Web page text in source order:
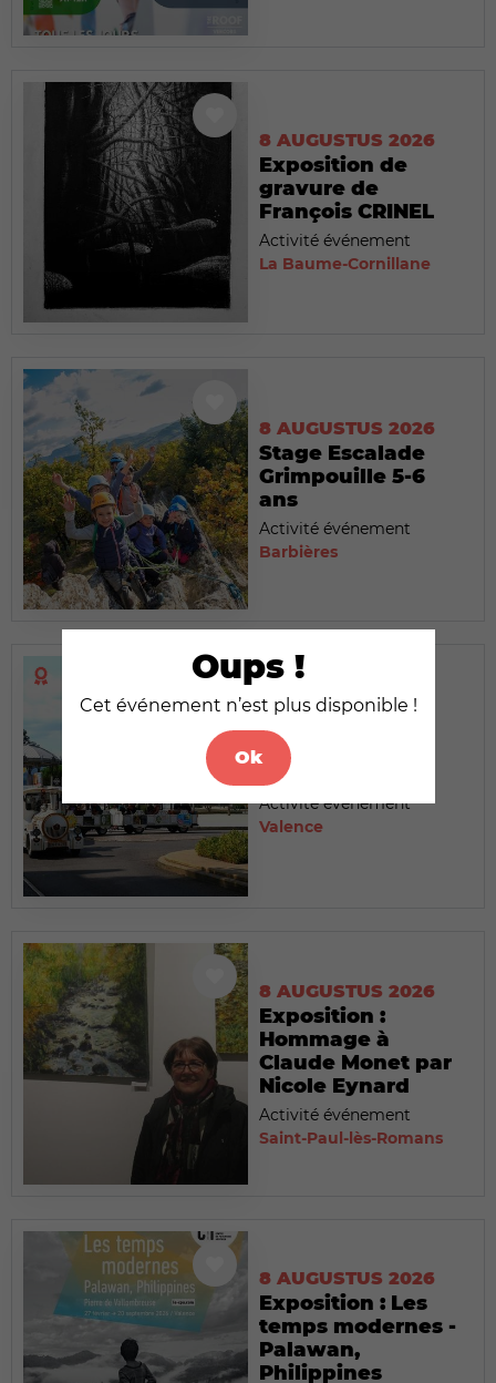
Oups !
Cet événement n’est plus disponible !
Ok
8 AUGUSTUS 2026
Exposition de
gravure de
François CRINEL
Activité événement
La Baume-Cornillane
8 AUGUSTUS 2026
Stage Escalade
Grimpouille 5-6
ans
Activité événement
Barbières
8 AUGUSTUS 2026
Le Petit Train
touristique
Activité événement
Valence
8 AUGUSTUS 2026
Exposition :
Hommage à
Claude Monet par
Nicole Eynard
Activité événement
Saint-Paul-lès-Romans
8 AUGUSTUS 2026
Exposition : Les
temps modernes -
Palawan,
Philippines